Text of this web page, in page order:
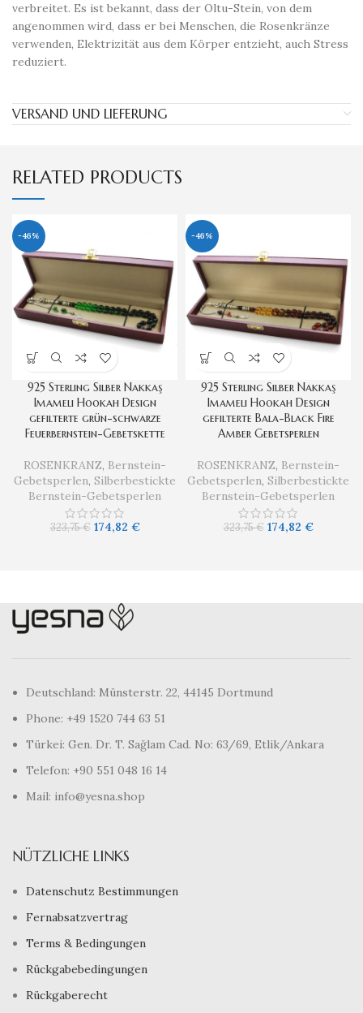
verbreitet. Es ist bekannt, dass der Oltu-Stein, von dem
angenommen wird, dass er bei Menschen, die Rosenkränze
verwenden, Elektrizität aus dem Körper entzieht, auch Stress
reduziert.
VERSAND UND LIEFERUNG
RELATED PRODUCTS
-46%
925 Sterling Silber Nakkaş
Imameli Hookah Design
gefilterte grün-schwarze
Feuerbernstein-Gebetskette
ROSENKRANZ, Bernstein-
Gebetsperlen, Silberbestickte
Bernstein-Gebetsperlen
323,75€ 174,82 €
-46%
925 Sterling Silber Nakkaş
Imameli Hookah Design
gefilterte Bala-Black Fire
Amber Gebetsperlen
ROSENKRANZ, Bernstein-
Gebetsperlen, Silberbestickte
Bernstein-Gebetsperlen
323,75€ 174,82 €
Deutschland: Münsterstr. 22, 44145 Dortmund
Phone: +49 1520 744 63 51
Türkei: Gen. Dr. T. Sağlam Cad. No: 63/69, Etlik/Ankara
Telefon: +90 551 048 16 14
Mail: info@yesna.shop
NÜTZLICHE LINKS
Datenschutz Bestimmungen
Fernabsatzvertrag
Terms & Bedingungen
Rückgabebedingungen
Rückgaberecht